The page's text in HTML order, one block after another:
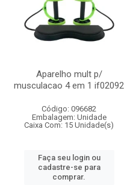
Aparelho mult p/
musculacao 4 em 1 if02092
Código: 096682
Embalagem: Unidade
Caixa Com: 15 Unidade(s)
Faça seu login ou
cadastre-se para
comprar.